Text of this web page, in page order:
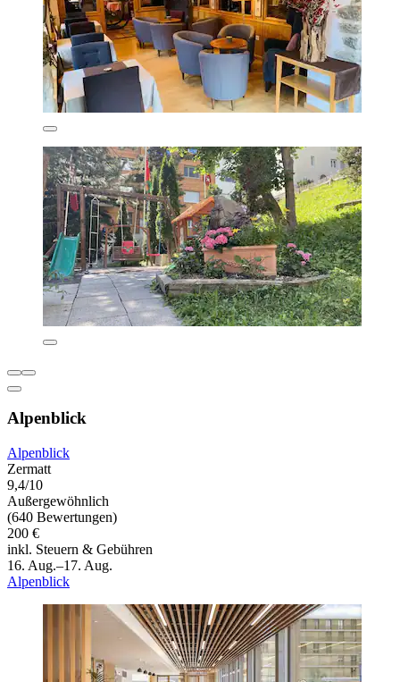
Alpenblick
Alpenblick
Zermatt
9,4/10
Außergewöhnlich
(640 Bewertungen)
200 €
inkl. Steuern & Gebühren
16. Aug.–17. Aug.
Alpenblick